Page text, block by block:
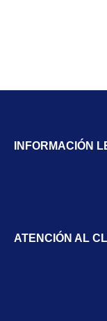
INFORMACIÓN
ATENCIÓN AL